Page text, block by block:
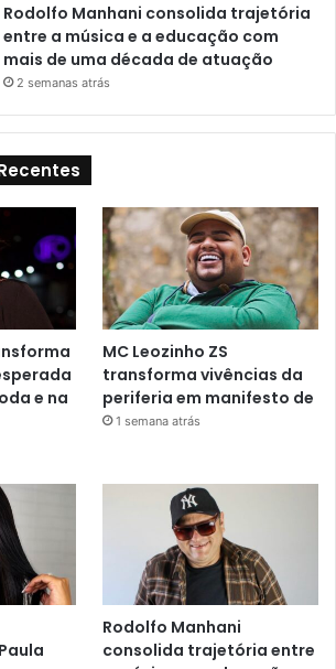
Rodolfo Manhani consolida trajetória
entre a música e a educação com
mais de uma década de atuação
2 semanas atrás
e na
MC Leozinho ZS
transforma vivências da
periferia em manifesto de
1 semana atrás
Rodolfo Manhani
consolida trajetória entre